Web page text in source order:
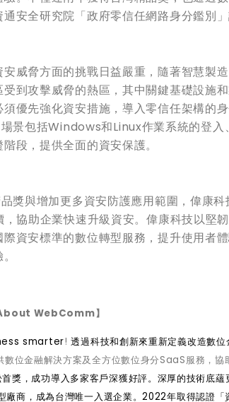
安全研究院「政府零信任網路身分鑑別
威脅方面的挑戰日益嚴重，隨著智慧製
到攻擊威脅的熱區，其中關鍵基礎設施
優先強化資安措施，導入零信任架構的
景包括Windows和Linux作業系統的登
段，提供全面的資安保護。
獎與增加更多資安防護應用範圍，偉康
協助企業快速升級資安。偉康科技以堅
資安標準的數位轉型服務，提升使用者
WebComm】
smarter!透過科技和創新來重新定義改造數
數位金融解決方案及全方位數位身分SaaS服務，協
獎，成功導入多家客戶深獲好評。深厚的技術
廠商，成為台灣唯一入選企業。2022年取得認證「